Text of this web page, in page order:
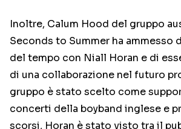
Inoltre, Calum Hood del gruppo
Seconds to Summer ha ammesso
del tempo con Niall Horan e di
di una collaborazione nel futuro
gruppo è stato scelto come
concerti della boyband inglese e
scorsi, Horan è stato visto tra il